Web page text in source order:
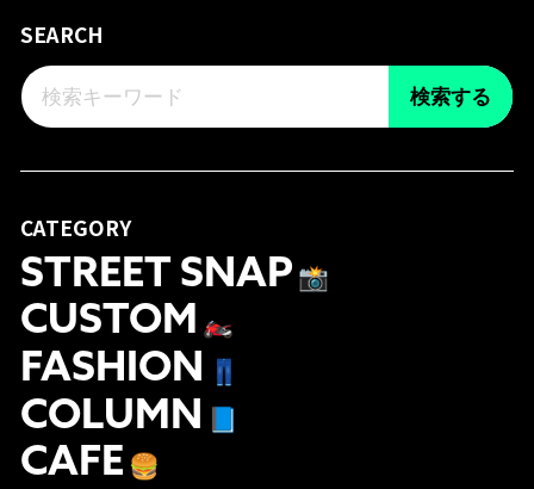
SEARCH
検索する
CATEGORY
STREET SNAP 📸
CUSTOM 🏍
FASHION 👖
COLUMN
CAFE 🍔